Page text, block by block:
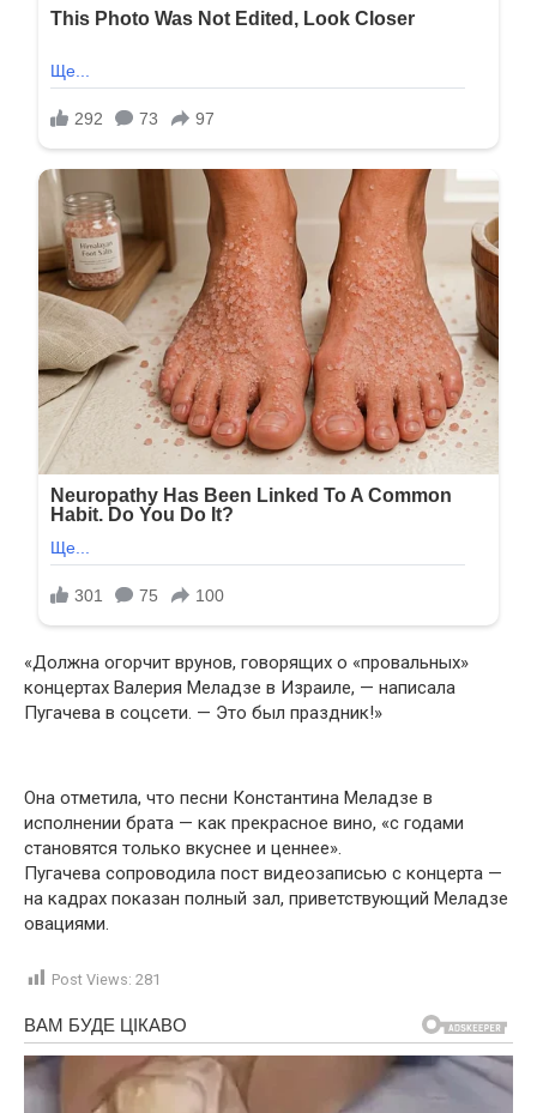
«Должна огорчит врунов, говорящих о «провальных»
концертах Валерия Меладзе в Израиле, — написала
Пугачева в соцсети. — Это был праздник!»
Она отметила, что песни Константина Меладзе в
исполнении брата — как прекрасное вино, «с годами
становятся только вкуснее и ценнее».
Пугачева сопроводила пост видеозаписью с концерта —
на кадрах показан полный зал, приветствующий Меладзе
овациями.
Post Views: 281